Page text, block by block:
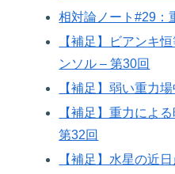
相対論ノート#29：
【補足】ビアンキ
ンソル – 第30回
【補足】弱い重力
【補足】重力によ
第32回
【補足】水星の近